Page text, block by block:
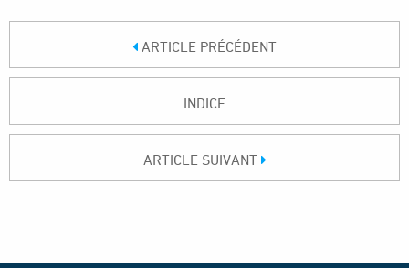
ARTICLE PRÉCÉDENT
INDICE
ARTICLE SUIVANT